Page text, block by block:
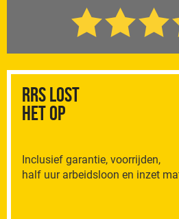
RRS Lost
het op
Inclusief garantie, voorrijden,
half uur arbeidsloon en inzet